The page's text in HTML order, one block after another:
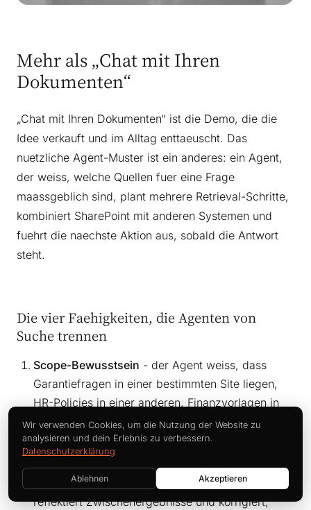
Mehr als „Chat mit Ihren
Dokumenten“
„Chat mit Ihren Dokumenten“ ist die Demo, die die
Idee verkauft und im Alltag enttaeuscht. Das
nuetzliche Agent-Muster ist ein anderes: ein Agent,
der weiss, welche Quellen fuer eine Frage
maassgeblich sind, plant mehrere Retrieval-Schritte,
kombiniert SharePoint mit anderen Systemen und
fuehrt die naechste Aktion aus, sobald die Antwort
steht.
Die vier Faehigkeiten, die Agenten von
Suche trennen
Scope-Bewusstsein - der Agent weiss, dass
Garantiefragen in einer bestimmten Site liegen,
HR-Policies in einer anderen, Finanzvorlagen in
einer dritten. Er verwaessert Retrieval nicht ueber
den ganzen Tenant.
Frage, setzt mehrere Retrieval-Aufrufe ab,
reflektiert Zwischenergebnisse und korrigiert,
Wir verwenden Cookies, um die Nutzung der Website zu
analysieren und dein Erlebnis zu verbessern.
Datenschutzerklärung
Ablehnen Akzeptieren